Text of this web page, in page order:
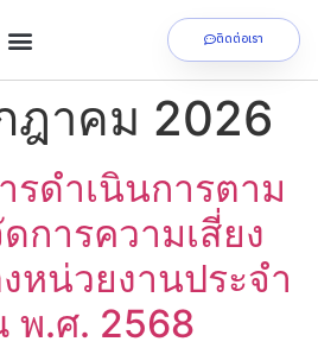
ติดต่อเรา
ฎาคม 2026
รดำเนินการตาม
การความเสี่ยง
หน่วยงานประจำ
พ.ศ. 2568